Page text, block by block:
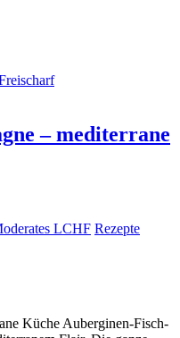
scharf
– mediterrane
LCHF Rezepte
Küche Auberginen-Fisch-